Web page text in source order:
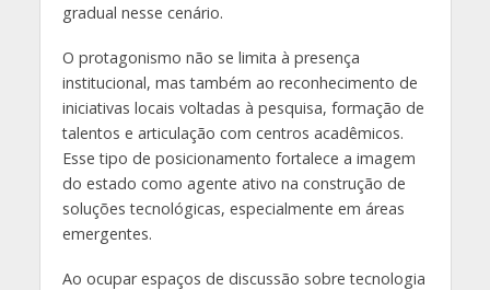
gradual nesse cenário.
O protagonismo não se limita à presença
institucional, mas também ao reconhecimento de
iniciativas locais voltadas à pesquisa, formação de
talentos e articulação com centros acadêmicos.
Esse tipo de posicionamento fortalece a imagem
do estado como agente ativo na construção de
soluções tecnológicas, especialmente em áreas
emergentes.
Ao ocupar espaços de discussão sobre tecnologia